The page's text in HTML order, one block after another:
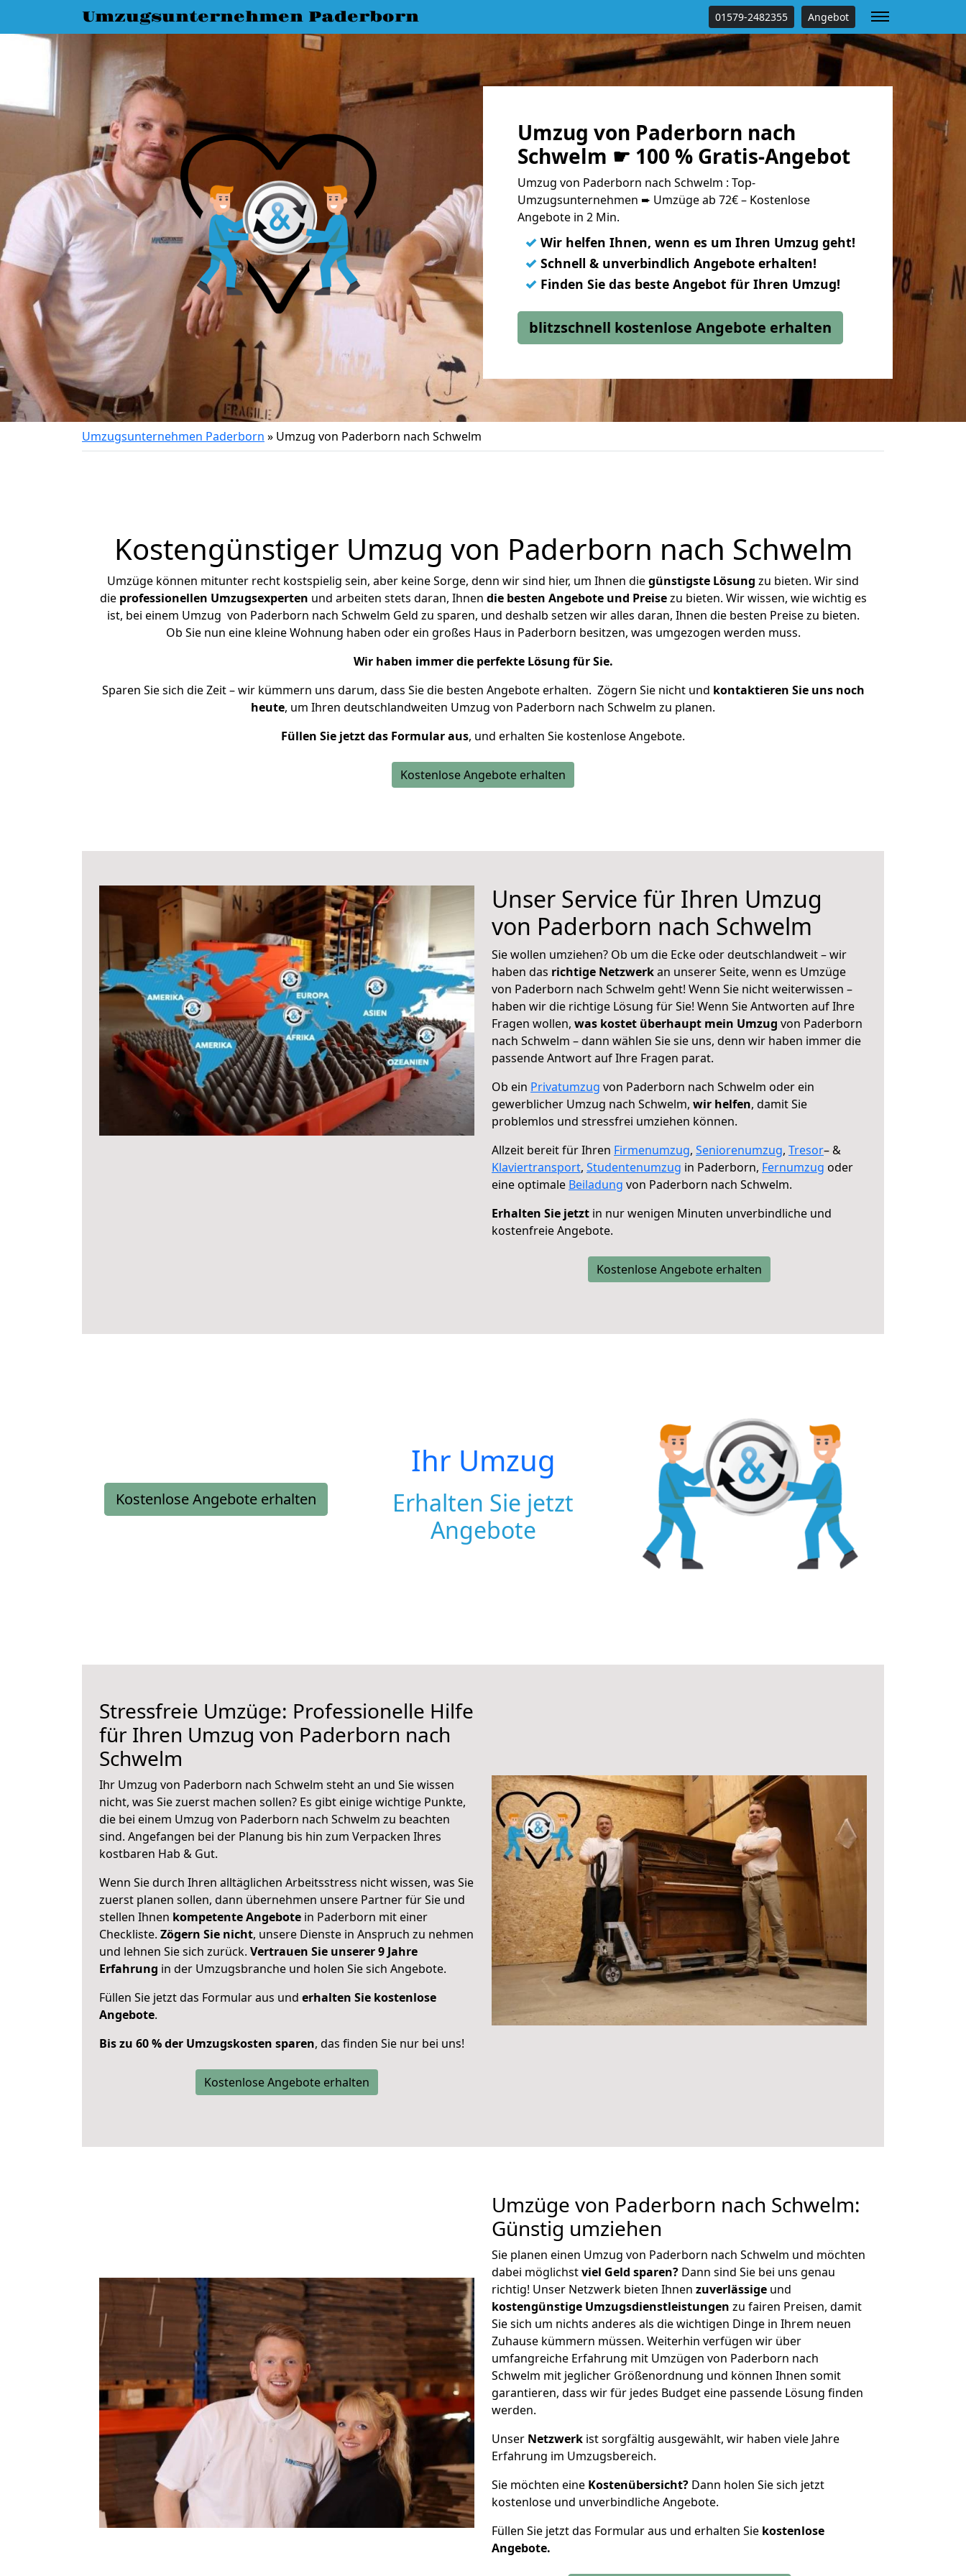
Umzugsunternehmen Paderborn 01579-2482355 Angebot
Umzug von Paderborn nach
Schwelm ☛ 100 % Gratis-Angebot
Umzug von Paderborn nach Schwelm : Top-
Umzugsunternehmen ➨ Umzüge ab 72€ – Kostenlose
Angebote in 2 Min.
✓ Wir helfen Ihnen, wenn es um Ihren Umzug geht!
✓ Schnell & unverbindlich Angebote erhalten!
✓ Finden Sie das beste Angebot für Ihren Umzug!
blitzschnell kostenlose Angebote erhalten
Umzugsunternehmen Paderborn » Umzug von Paderborn nach Schwelm
Kostengünstiger Umzug von Paderborn nach Schwelm
Umzüge können mitunter recht kostspielig sein, aber keine Sorge, denn wir sind hier, um Ihnen diegünstigste Lösung zu bieten. Wir sind
die professionellen Umzugsexperten und arbeiten stets daran, Ihnen die besten Angebote und Preisezu bieten. Wir wissen, wie wichtig es
ist, bei einem Umzug von Paderborn nach Schwelm Geld zu sparen, und deshalb setzen wir alles daran, Ihnen die besten Preise zu bieten.
Ob Sie nun eine kleine Wohnung haben oder ein großes Haus in Paderborn besitzen, was umgezogen werden muss.
Wir haben immer die perfekte Lösung für Sie.
Sparen Sie sich die Zeit – wir kümmern uns darum, dass Sie die besten Angebote erhalten. Zögern Sie nicht und kontaktieren Sie uns noch
heute, um Ihren deutschlandweiten Umzug von Paderborn nach Schwelm zu planen.
Füllen Sie jetzt das Formular aus, und erhalten Sie kostenlose Angebote.
Kostenlose Angebote erhalten
Unser Service für Ihren Umzug
von Paderborn nach Schwelm
Sie wollen umziehen? Ob um die Ecke oder deutschlandweit – wir
haben das richtige Netzwerkan unserer Seite, wenn es Umzüge
von Paderborn nach Schwelm geht! Wenn Sie nicht weiterwissen –
haben wir die richtige Lösung für Sie! Wenn Sie Antworten auf Ihre
Fragen wollen, was kostet überhaupt mein Umzug von Paderborn
nach Schwelm – dann wählen Sie sie uns, denn wir haben immer die
passende Antwort auf Ihre Fragen parat.
Ob ein Privatumzug von Paderborn nach Schwelm oder ein
gewerblicher Umzug nach Schwelm, wir helfen, damit Sie
problemlos und stressfrei umziehen können.
Allzeit bereit für Ihren Firmenumzug, Seniorenumzug, Tresor– &
Klaviertransport, Studentenumzug in Paderborn, Fernumzug oder
eine optimale Beiladung von Paderborn nach Schwelm.
Erhalten Sie jetzt in nur wenigen Minuten unverbindliche und
kostenfreie Angebote.
Kostenlose Angebote erhalten
Kostenlose Angebote erhalten
Ihr Umzug
Erhalten Sie jetzt
Angebote
Stressfreie Umzüge: Professionelle Hilfe
für Ihren Umzug von Paderborn nach
Schwelm
Ihr Umzug von Paderborn nach Schwelm steht an und Sie wissen
nicht, was Sie zuerst machen sollen? Es gibt einige wichtige Punkte,
die bei einem Umzug von Paderborn nach Schwelm zu beachten
sind. Angefangen bei der Planung bis hin zum Verpacken Ihres
kostbaren Hab & Gut.
Wenn Sie durch Ihren alltäglichen Arbeitsstress nicht wissen, was Sie
zuerst planen sollen, dann übernehmen unsere Partner für Sie und
stellen Ihnen kompetente Angebote in Paderborn mit einer
Checkliste. Zögern Sie nicht, unsere Dienste in Anspruch zu nehmen
und lehnen Sie sich zurück. Vertrauen Sie unserer 9 Jahre
Erfahrung in der Umzugsbranche und holen Sie sich Angebote.
Füllen Sie jetzt das Formular aus und erhalten Sie kostenlose
Angebote.
Bis zu 60 % der Umzugskosten sparen, das finden Sie nur bei uns!
Kostenlose Angebote erhalten
Umzüge von Paderborn nach Schwelm:
Günstig umziehen
Sie planen einen Umzug von Paderborn nach Schwelm und möchten
dabei möglichstviel Geld sparen? Dann sind Sie bei uns genau
richtig! Unser Netzwerk bieten Ihnen zuverlässige und
kostengünstige Umzugsdienstleistungen zu fairen Preisen, damit
Sie sich um nichts anderes als die wichtigen Dinge in Ihrem neuen
Zuhause kümmern müssen. Weiterhin verfügen wir über
umfangreiche Erfahrung mit Umzügen von Paderborn nach
Schwelm mit jeglicher Größenordnung und können Ihnen somit
garantieren, dass wir für jedes Budget eine passende Lösung finden
werden.
Unser Netzwerk ist sorgfältig ausgewählt, wir haben viele Jahre
Erfahrung im Umzugsbereich.
Sie möchten eine Kostenübersicht? Dann holen Sie sich jetzt
kostenlose und unverbindliche Angebote.
Füllen Sie jetzt das Formular aus und erhalten Sie kostenlose
Angebote.